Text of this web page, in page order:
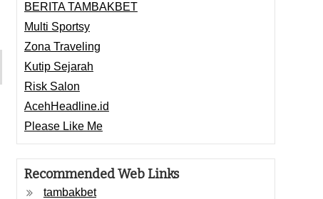
BERITA TAMBAKBET
Multi Sportsy
Zona Traveling
Kutip Sejarah
Risk Salon
AcehHeadline.id
Please Like Me
Recommended Web Links
tambakbet